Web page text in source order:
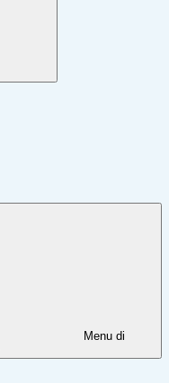
Menu di